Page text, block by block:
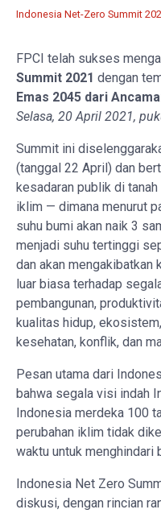
Indonesia Net-Zero Summit
FPCI telah sukses
Summit 2021 dengan
Emas 2045 dari
Selasa, 20 April 2021,
Summit ini
(tanggal 22 April) dan
kesadaran publik di
iklim — dimana menurut
suhu bumi akan naik 3
menjadi suhu tertinggi
dan akan mengakibatkan
luar biasa terhadap
pembangunan,
kualitas hidup,
kesehatan, konflik, dan
Pesan utama dari
bahwa segala visi indah
Indonesia merdeka 100
perubahan iklim tidak
waktu untuk menghindari
Indonesia Net Zero
diskusi, dengan rincian